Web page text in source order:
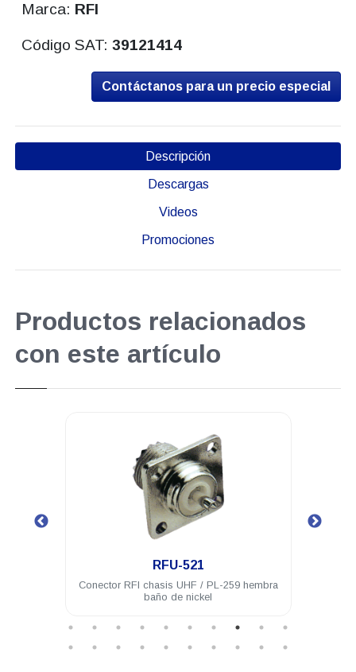
Marca: RFI
Código SAT:39121414
Contáctanos para un precio especial
Descripción
Descargas
Videos
Promociones
Productos relacionados
con este artículo
RFU-521
Conector RFI chasis UHF / PL-259 hembra
baño de nickel